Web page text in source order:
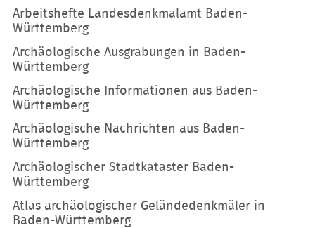
Arbeitshefte Landesdenkmalamt Baden-
Württemberg
Archäologische Ausgrabungen in Baden-
Württemberg
Archäologische Informationen aus Baden-
Württemberg
Archäologische Nachrichten aus Baden-
Württemberg
Archäologischer Stadtkataster Baden-
Württemberg
Atlas archäologischer Geländedenkmäler in
Baden-Württemberg